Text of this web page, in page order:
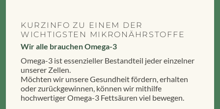
KURZINFO ZU EINEM DER
WICHTIGSTEN MIKRONÄHRSTOFFE
Wir alle brauchen Omega-3
Omega-3 ist essenzieller Bestandteil jeder einzelner
unserer Zellen.
Möchten wir unsere Gesundheit fördern, erhalten
oder zurückgewinnen, können wir mithilfe
hochwertiger Omega-3 Fettsäuren viel bewegen.